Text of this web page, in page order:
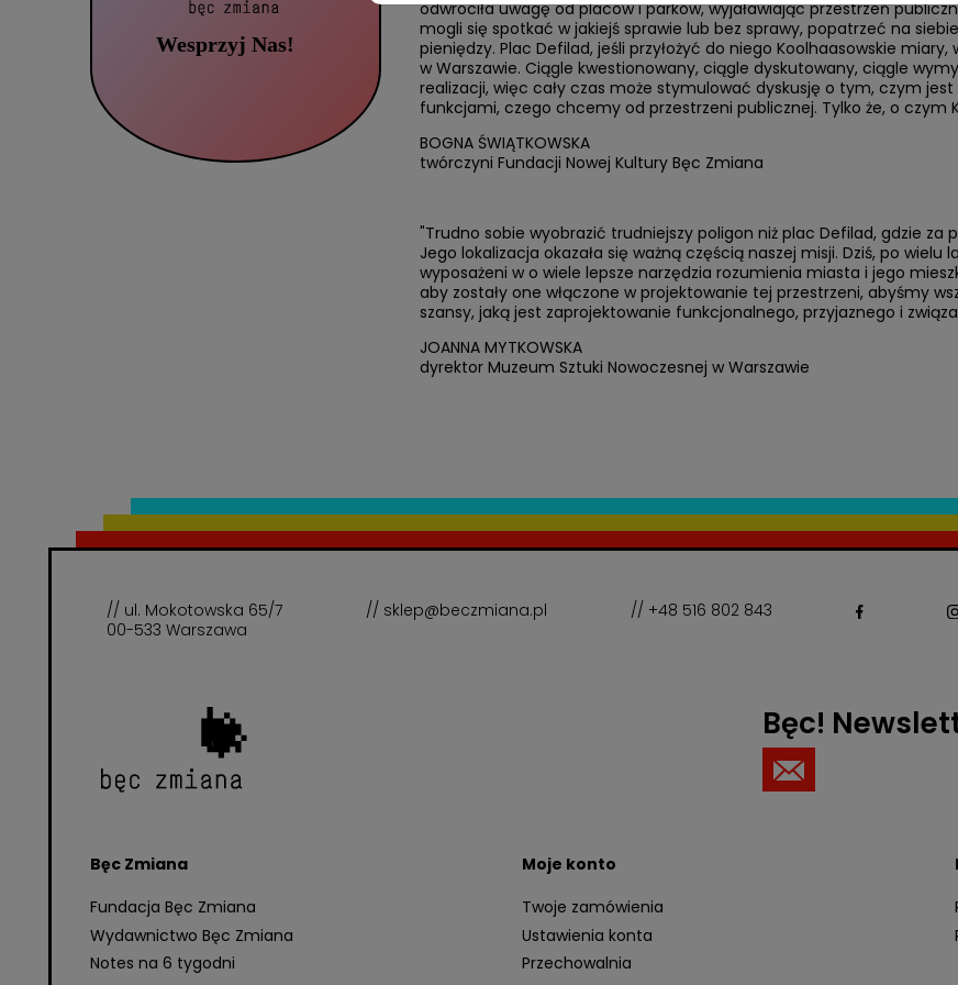
odwróciła uwagę od placów i parków, wyjaławiając przestrzeń
mogli się spotkać w jakiejś sprawie lub bez sprawy, popatrzeć na
pieniędzy. Plac Defilad, jeśli przyłożyć do niego Koolhaasowskie
w Warszawie. Ciągle kwestionowany, ciągle dyskutowany, ciągle
realizacji, więc cały czas może stymulować dyskusję o tym, czym
funkcjami, czego chcemy od przestrzeni publicznej. Tylko że, o czym
BOGNA ŚWIĄTKOWSKA
twórczyni Fundacji Nowej Kultury Bęc Zmiana
"Trudno sobie wyobrazić trudniejszy poligon niż plac Defilad, gdzie za
Jego lokalizacja okazała się ważną częścią naszej misji. Dziś, po
wyposażeni w o wiele lepsze narzędzia rozumienia miasta i jego
aby zostały one włączone w projektowanie tej przestrzeni, abyśmy
szansy, jaką jest zaprojektowanie funkcjonalnego, przyjaznego i
JOANNA MYTKOWSKA
dyrektor Muzeum Sztuki Nowoczesnej w Warszawie
// ul. Mokotowska 65/7
00-533 Warszawa
// sklep@beczmiana.pl // +48 516 802 843
Bęc!
Bęc Zmiana
Fundacja Bęc Zmiana
Wydawnictwo Bęc Zmiana
Notes na 6 tygodni
Moje konto
Twoje zamówienia
Ustawienia konta
Przechowalnia